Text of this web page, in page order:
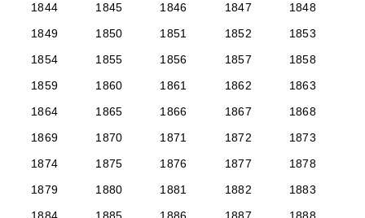
1844
1845 1846 1847
1848
1849
1850 1851 1852
1853
1854
1855 1856 1857
1858
1859
1860 1861 1862
1863
1864
1865 1866 1867
1868
1869
1870 1871 1872
1873
1874
1875 1876 1877
1878
1879
1880 1881 1882
1883